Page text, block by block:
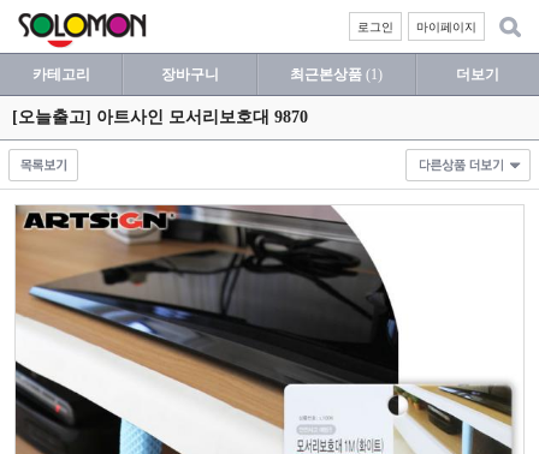
마이페이지
로그인
카테고리 장바구니 최근본상품 (1) 더보기
[오늘출고] 아트사인 모서리보호대 9870